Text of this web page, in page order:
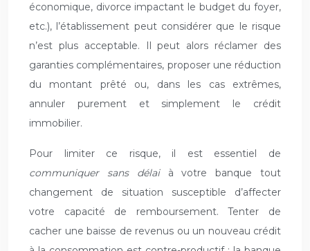
économique, divorce impactant le budget du foyer,
etc.), l’établissement peut considérer que le risque
n’est plus acceptable. Il peut alors réclamer des
garanties complémentaires, proposer une réduction
du montant prêté ou, dans les cas extrêmes,
annuler purement et simplement le crédit
immobilier.
Pour limiter ce risque, il est essentiel de
communiquer sans délaià votre banque tout
changement de situation susceptible d’affecter
votre capacité de remboursement. Tenter de
cacher une baisse de revenus ou un nouveau crédit